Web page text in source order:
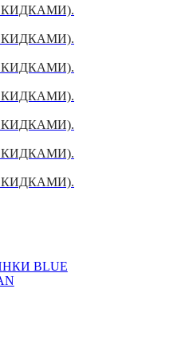
BLUE